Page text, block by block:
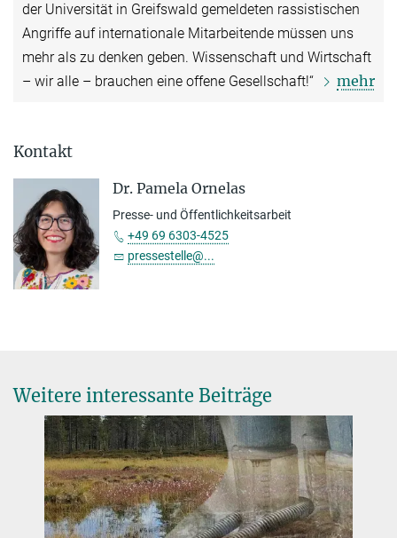
der Universität in Greifswald gemeldeten rassistischen
Angriffe auf internationale Mitarbeitende müssen uns
mehr als zu denken geben. Wissenschaft und Wirtschaft
– wir alle – brauchen eine offene Gesellschaft!“
mehr
Kontakt
Dr. Pamela Ornelas
Presse- und Öffentlichkeitsarbeit
+49 69 6303-4525
pressestelle@...
Weitere interessante Beiträge